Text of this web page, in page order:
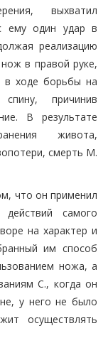
выхватил
ему один удар в
реализацию
в правой руке,
в ходе борьбы на
причинив
В результате
живота,
смерть М.
что он применил
самого
на характер и
им способ
ножа, а
С., когда он
у него не было
осуществлять